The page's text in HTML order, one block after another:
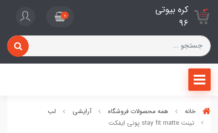
کره بیوتی
96
0
خانه همه محصولات فروشگاه آرایشی
لب
تینت stay fit matte پونی ایفکت